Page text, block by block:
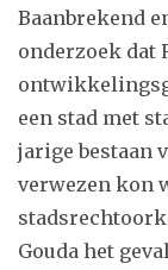
Baanbrekend
onderzoek dat
een stad met
jarige bestaan
verwezen kon
Gouda het